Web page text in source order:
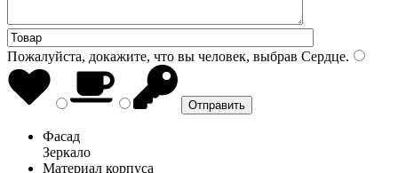
Пожалуйста, докажите, что вы человек, выбрав Сердце.
Фасад
Зеркало
Материал корпуса